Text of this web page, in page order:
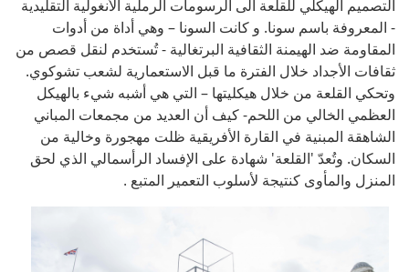
التصميم الهيكلي للقلعة الى الرسومات الرملية الأنغولية التقليدية
- المعروفة باسم سونا. و كانت السونا – وهي أداة من أدوات
المقاومة ضد الهيمنة الثقافية البرتغالية - تُستخدم لنقل قصص من
ثقافات الأجداد خلال الفترة ما قبل الاستعمارية لشعب تشوكوي.
وتحكي القلعة من خلال هيكليتها – التي هي أشبه شيء بالهيكل
العظمي الخالي من اللحم- كيف أن العديد من مجمعات المباني
الشاهقة المبنية في القارة الأفريقية ظلت مهجورة وخالية من
السكان. وتُعدّ 'القلعة' شهادة على الإفساد الرأسمالي الذي لحق
المنزل والمأوى كنتيجة لأسلوب التعمير المتبع .
8070.jpg